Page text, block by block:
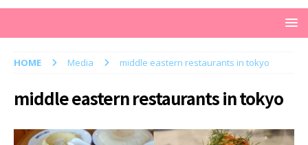
HOME Media middle eastern restaurants in tokyo
middle eastern restaurants in tokyo